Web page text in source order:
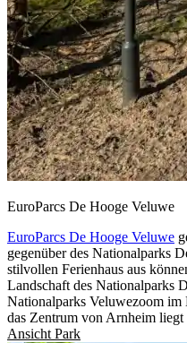
EuroParcs De Hooge Veluwe
EuroParcs De Hooge Veluwe
gegenüber des Nationalparks
stilvollen Ferienhaus aus
Landschaft des Nationalparks
Nationalparks Veluwezoom im
das Zentrum von Arnheim
Ansicht Park